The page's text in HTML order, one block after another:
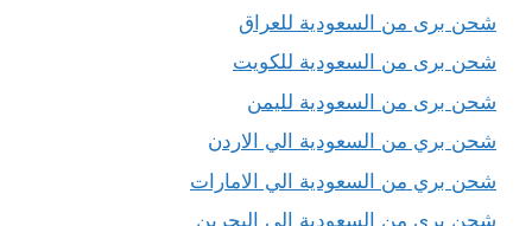
شحن برى من السعودية للعراق
شحن برى من السعودية للكويت
شحن برى من السعودية لليمن
شحن بري من السعودية الي الاردن
شحن بري من السعودية الي الامارات
شحن بري من السعودية الي البحرين